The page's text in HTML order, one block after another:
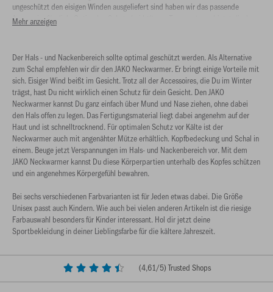
ungeschützt den eisigen Winden ausgeliefert sind haben wir das passende
Accessoire für dich. Optimalen Schutz bei kälteren Temperaturen bietet dir der
JAKO Neckwarmer.
Mehr anzeigen
Der Hals - und Nackenbereich sollte optimal geschützt werden. Als Alternative
zum Schal empfehlen wir dir den JAKO Neckwarmer. Er bringt einige Vorteile mit
sich. Eisiger Wind beißt im Gesicht. Trotz all der Accessoires, die Du im Winter
trägst, hast Du nicht wirklich einen Schutz für dein Gesicht. Den JAKO
Neckwarmer kannst Du ganz einfach über Mund und Nase ziehen, ohne dabei
den Hals offen zu legen. Das Fertigungsmaterial liegt dabei angenehm auf der
Haut und ist schnelltrocknend. Für optimalen Schutz vor Kälte ist der
Neckwarmer auch mit angenähter Mütze erhältlich. Kopfbedeckung und Schal in
einem. Beuge jetzt Verspannungen im Hals- und Nackenbereich vor. Mit dem
JAKO Neckwarmer kannst Du diese Körperpartien unterhalb des Kopfes schützen
und ein angenehmes Körpergefühl bewahren.
Bei sechs verschiedenen Farbvarianten ist für Jeden etwas dabei. Die Größe
Unisex passt auch Kindern. Wie auch bei vielen anderen Artikeln ist die riesige
Farbauswahl besonders für Kinder interessant. Hol dir jetzt deine
Sportbekleidung in deiner Lieblingsfarbe für die kältere Jahreszeit.
(4,61/5) Trusted Shops